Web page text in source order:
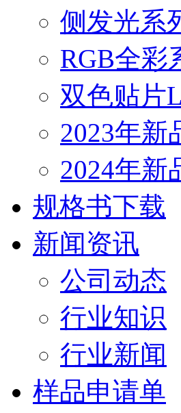
侧发光系
RGB全彩
双色贴片
2023年新
2024年新
规格书下载
新闻资讯
公司动态
行业知识
行业新闻
样品申请单